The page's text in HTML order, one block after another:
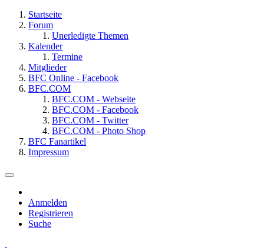
Startseite
Forum
Unerledigte Themen
Kalender
Termine
Mitglieder
BFC Online - Facebook
BFC.COM
BFC.COM - Webseite
BFC.COM - Facebook
BFC.COM - Twitter
BFC.COM - Photo Shop
BFC Fanartikel
Impressum
Anmelden
Registrieren
Suche